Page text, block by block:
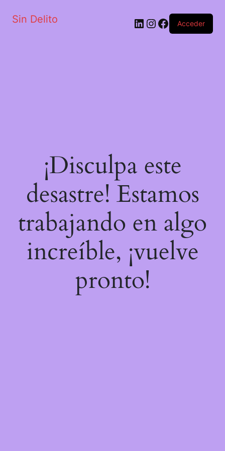
Sin Delito Acceder
¡Disculpa este
desastre! Estamos
trabajando en algo
increíble, ¡vuelve
pronto!